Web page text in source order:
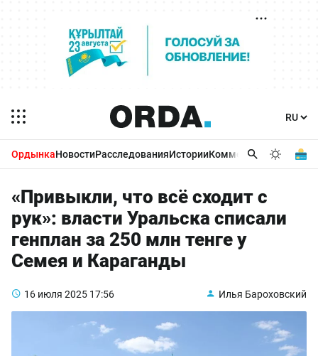
ОрдынкаНовостиРасследованияИсторииКомментарииБизнес
«Привыкли, что всё сходит с
рук»: власти Уральска списали
генплан за 250 млн тенге у
Семея и Караганды
16 июля 2025 17:56 Илья Бароховский